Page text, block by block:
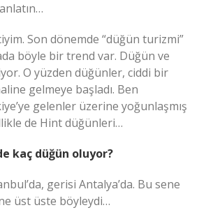
Son dönemde “düğün turizmi”
böyle bir trend var. Düğün ve
O yüzden düğünler, ciddi bir
gelmeye başladı. Ben
gelenler üzerine yoğunlaşmış
de Hint düğünleri…
kaç düğün oluyor?
gerisi Antalya’da. Bu sene
üst üste böyleydi…